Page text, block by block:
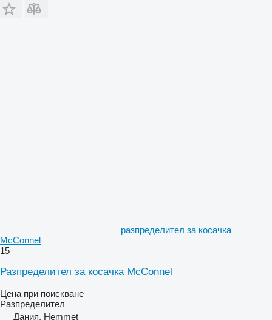
разпределител за косачка
McConnel
15
Разпределител за косачка McConnel
Цена при поискване
Разпределител
Дания, Hemmet